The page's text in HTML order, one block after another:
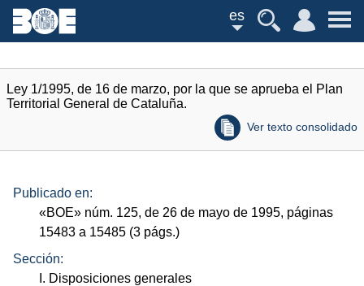
es
Ley 1/1995, de 16 de marzo, por la que se aprueba el Plan
Territorial General de Cataluña.
Ver texto consolidado
Publicado en:
«BOE» núm. 125, de 26 de mayo de 1995, páginas
15483 a 15485 (3 págs.)
Sección:
I. Disposiciones generales